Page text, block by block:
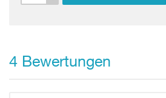
4 Bewertungen